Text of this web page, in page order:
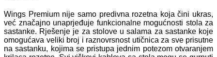
Wings Premium nije samo predivna rozetna koja čini ukras,
već značajno unaprjeđuje funkcionalne mogućnosti stola za
sastanke. Rješenje je za stolove u salama za sastanke koje
omogućava veliki broj i raznovrsnost utičnica za sve prisutne
na sastanku, kojima se pristupa jednim potezom otvaranjem